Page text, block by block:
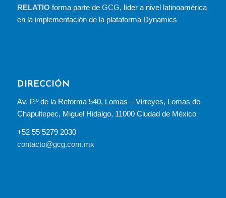
RELATIO forma parte de GCG, líder a nivel latinoamérica
en la implementación de la plataforma Dynamics
DIRECCIÓN
Av. P.º de la Reforma 540, Lomas – Virreyes, Lomas de
Chapultepec, Miguel Hidalgo, 11000 Ciudad de México
+52 55 5279 2030
contacto@gcg.com.mx